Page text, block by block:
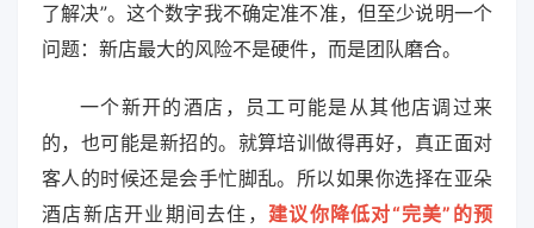
了解决”。这个数字我不确定准不准，但至少说明一个
问题：新店最大的风险不是硬件，而是团队磨合。
一个新开的酒店，员工可能是从其他店调过来
的，也可能是新招的。就算培训做得再好，真正面对
客人的时候还是会手忙脚乱。所以如果你选择在亚朵
酒店新店开业期间去住， 建议你降低对“完美”的预